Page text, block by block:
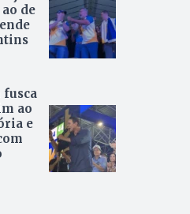
de
fusca
ao
e